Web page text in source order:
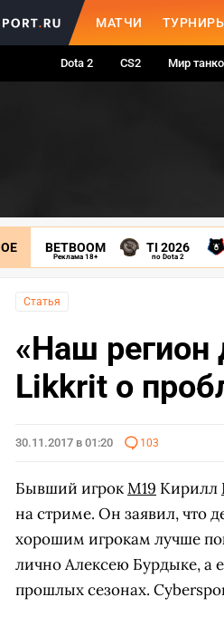
МАТЧИ
Dota 2 CS2 Мир
BETBOOM
Реклама 18+
TI 2026
по Dota 2
Статья
«Наш регион
Likkrit о
30.11.2017 в 01:20 103
Бывший игрокM19 Кирилл
на стриме. Он заявил, что
хорошим игрокам лучше
лично Алексею Бурдыке, а
прошлых сезонах.